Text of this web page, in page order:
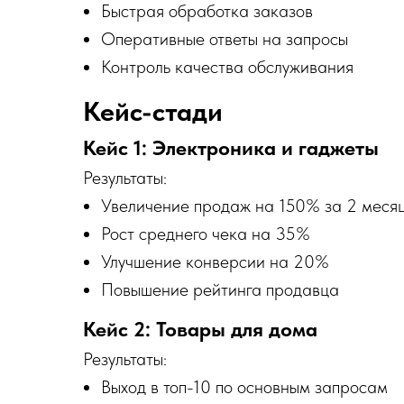
Быстрая обработка заказов
Оперативные ответы на запросы
Контроль качества обслуживания
Кейс-стади
Кейс 1: Электроника и гаджеты
Результаты:
Увеличение продаж на 150% за 2
Рост среднего чека на 35%
Улучшение конверсии на 20%
Повышение рейтинга продавца
Кейс 2: Товары для дома
Результаты:
Выход в топ-10 по основным запросам